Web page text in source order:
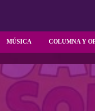
MÚSICA COLUMNA Y